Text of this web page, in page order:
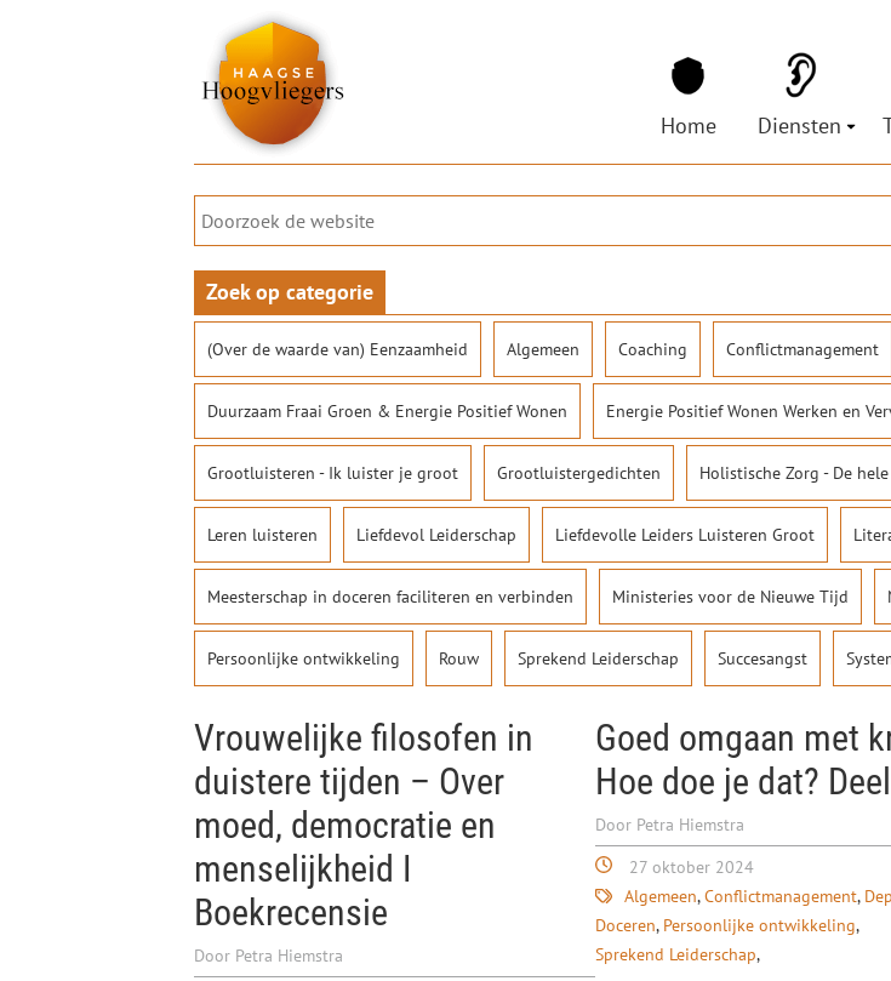
Home Diensten
APPA
Prijzen &
Zoek op categorie
(Over de waarde van) Eenzaamheid Algemeen Coaching Conflictmanagement
Duurzaam Fraai Groen & Energie Positief Wonen Energie Positief Wonen Werken en
Grootluisteren - Ik luister je groot Grootluistergedichten Holistische Zorg - De
Leren luisteren Liefdevol Leiderschap Liefdevolle Leiders Luisteren Groot
Meesterschap in doceren faciliteren en verbinden Ministeries voor de Nieuwe Tijd
Persoonlijke ontwikkeling Rouw Sprekend Leiderschap Succesangst
Vrouwelijke filosofen in
duistere tijden – Over
moed, democratie en
menselijkheid I
Boekrecensie
Door Petra Hiemstra
Goed omgaan met
Hoe doe je dat?
Door Petra Hiemstra
27 oktober 2024
Algemeen Conflictmanagement
Doceren Persoonlijke ontwikkeling
Sprekend Leiderschap